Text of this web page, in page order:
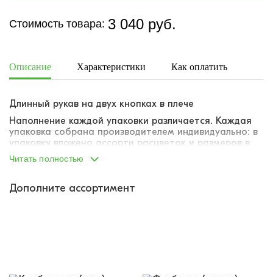
Стоимость товара: 3 040 руб.
Описание Характеристики Как оплатить
Длинный рукав на двух кнопках в плече
Наполнение каждой упаковки различается. Каждая
упаковка собрана производителем индивидуально: в
упаковку вложено ассорти расцветок и размеров в
диапазоне указанного размерного ряда. Точную
комплектацию упаковки (соответствие размеров и
Читать полностью
Дополните ассортимент